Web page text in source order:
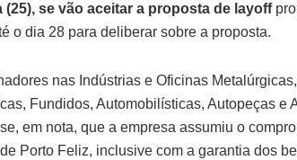
(25), se vão aceitar a proposta de layoff
o dia 28 para deliberar sobre a proposta.
nas Indústrias e Oficinas
Fundidos, Automobilísticas, Autopeças e
em nota, que a empresa assumiu o
Porto Feliz, inclusive com a garantia dos